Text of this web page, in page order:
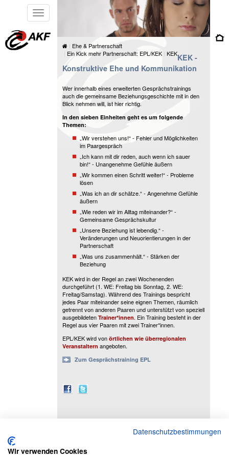
Toggle
navigation
Ehe & Partnerschaft
Ein Kick mehr Partnerschaft: EPL/KEK KEKKEK -
Konstruktive Ehe und Kommunikation
Wer innerhalb eines erweiterten Gesprächstrainings
auch die gemeinsame Beziehungsgeschichte mit in den
Blick nehmen will, ist hier richtig.
In den sieben Einheiten geht es um folgende
Themen:
„Wir verstehen uns!“ - Fehler und Möglichkeiten
im Paargespräch
„Ich kann mit dir reden, auch wenn ich sauer
bin!“ - Unangenehme Gefühle äußern
„Wir kommen einen Schritt weiter!“ - Probleme
lösen
„Was ich an dir schätze.“ - Angenehme Gefühle
äußern
„Wie reden wir im Alltag miteinander?“ -
Gemeinsame Gesprächskultur
„Unsere Beziehung ist lebendig.“ -
Veränderungen und Neuorientierungen in der
Partnerschaft
„Was uns zusammenhält.“ - Stärken der
Beziehung
KEK wird in der Regel an zwei Wochenenden
durchgeführt (1. WE: Freitag bis Sonntag, 2. WE:
Freitag/Samstag). Während des Trainings bespricht
jedes Paar miteinander seine eignen Themen, räumlich
getrennt von anderen Paaren und unterstützt von speziell
ausgebildeten Trainer*innen. Ein Training besteht in der
Regel aus vier Paaren mit zwei Trainer*innen.
EPL/KEK wird von örtlichen wie überregionalen
Veranstaltern angeboten.
Zum Gesprächstraining EPL
Datenschutzbestimmungen
Wir verwenden Cookies